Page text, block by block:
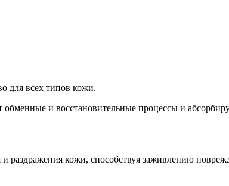
для всех типов кожи.
и восстановительные процессы и
раздражения кожи, способствуя заживлению